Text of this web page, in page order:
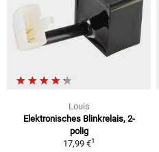
Louis
Elektronisches Blinkrelais, 2-
polig
17,99 €1